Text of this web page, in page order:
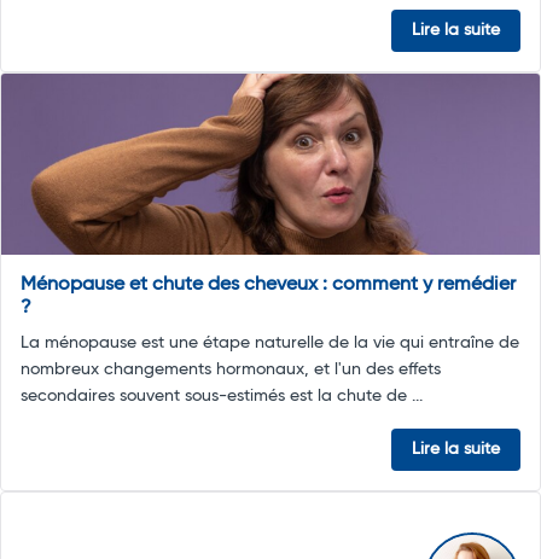
Lire la suite
Ménopause et chute des cheveux : comment y remédier
?
La ménopause est une étape naturelle de la vie qui entraîne de
nombreux changements hormonaux, et l'un des effets
secondaires souvent sous-estimés est la chute de ...
Lire la suite